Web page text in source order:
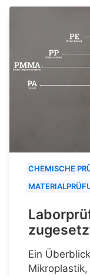
CHEMISCHE
Ein